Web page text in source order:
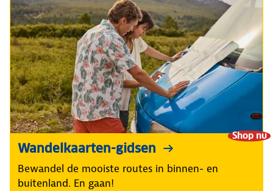
Shop nu
Wandelkaarten-gidsen
Bewandel de mooiste routes in binnen- en
buitenland. En gaan!